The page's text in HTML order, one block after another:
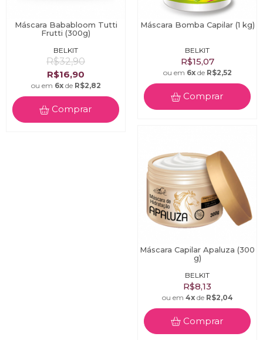
Máscara Bababloom Tutti
Frutti (300g)
BELKIT
R$32,90
R$16,90
ou em 6xde R$2,82
Comprar
Máscara Bomba Capilar (1 kg)
BELKIT
R$15,07
ou em 6xde R$2,52
Comprar
Máscara Capilar Apaluza (300
g)
BELKIT
R$8,13
ou em 4xde R$2,04
Comprar